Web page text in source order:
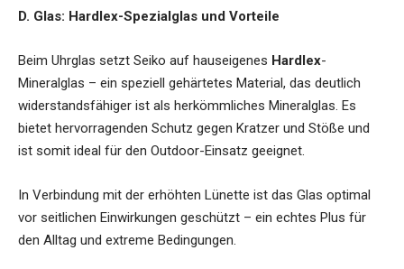
D. Glas: Hardlex-Spezialglas und Vorteile
Beim Uhrglas setzt Seiko auf hauseigenes Hardlex-
Mineralglas – ein speziell gehärtetes Material, das deutlich
widerstandsfähiger ist als herkömmliches Mineralglas. Es
bietet hervorragenden Schutz gegen Kratzer und Stöße und
ist somit ideal für den Outdoor-Einsatz geeignet.
In Verbindung mit der erhöhten Lünette ist das Glas optimal
vor seitlichen Einwirkungen geschützt – ein echtes Plus für
den Alltag und extreme Bedingungen.